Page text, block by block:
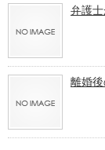
弁護
離婚